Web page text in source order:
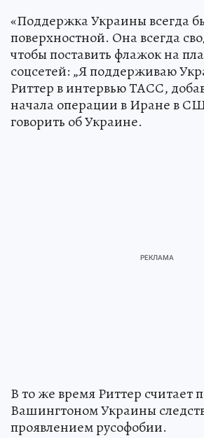
«Поддержка Украины всегда
поверхностной. Она всегда
чтобы поставить флажок на
соцсетей: „Я поддерживаю
Риттер в интервью ТАСС,
начала операции в Иране в
говорить об Украине.
В то же время Риттер считает
Вашингтоном Украины
проявлением русофобии.